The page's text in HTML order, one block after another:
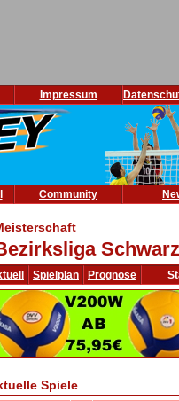
Impressum
Community
Spielplan Prognose
Spiele